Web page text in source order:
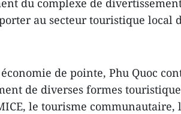
au secteur touristique local
de pointe, Phu Quoc
de diverses formes
le tourisme communautaire,